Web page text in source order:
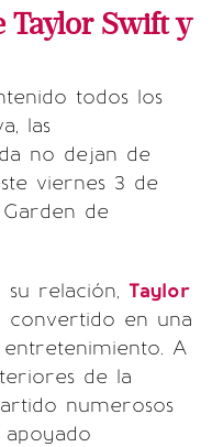
Taylor Swift y
todos los
las
no dejan de
viernes 3 de
de
relación, Taylor
convertido en una
A
de la
numerosos